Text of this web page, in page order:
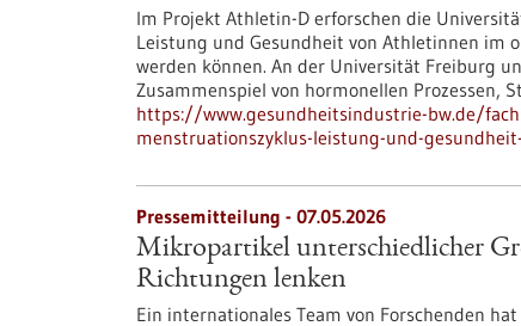
Im Projekt Athletin-D erforschen die
Leistung und Gesundheit von Athletinnen im
werden können. An der Universität Freiburg
Zusammenspiel von hormonellen Prozessen,
https://www.gesundheitsindustrie-bw.de/
menstruationszyklus-leistung-und-
Pressemitteilung - 07.05.2026
Mikropartikel unterschiedlicher
Richtungen lenken
Ein internationales Team von Forschenden